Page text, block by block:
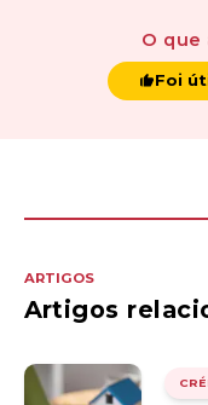
O que
Foi
ARTIGOS
Artigos